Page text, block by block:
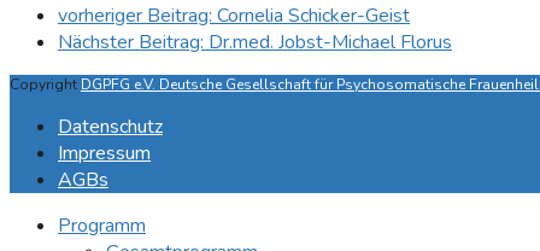
vorheriger Beitrag: Cornelia Schicker-Geist
Nächster Beitrag: Dr.med. Jobst-Michael Florus
Copyright DGPFG e.V. Deutsche Gesellschaft für Psychosomatische
Datenschutz
Impressum
AGBs
Programm